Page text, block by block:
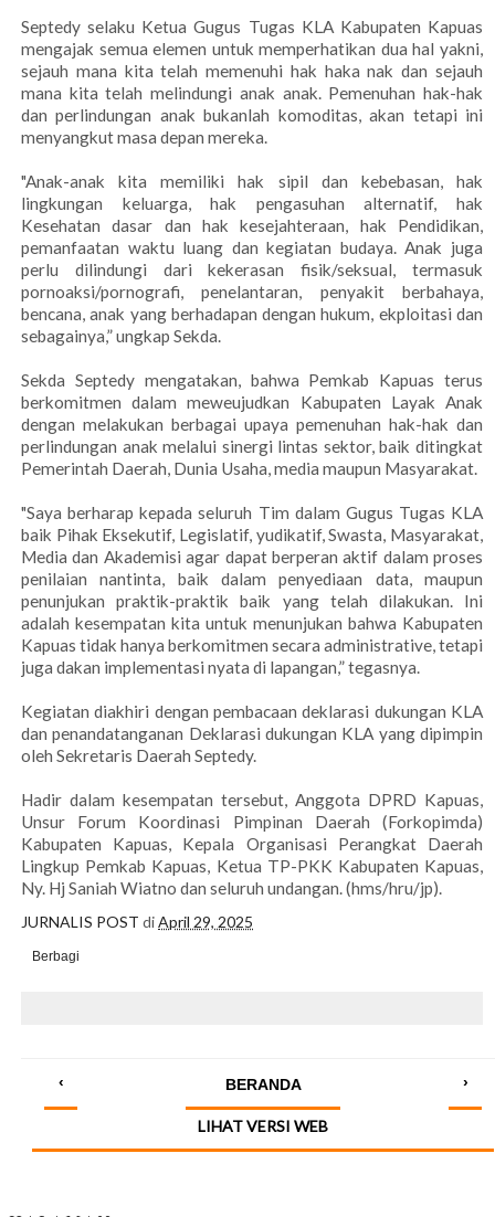
Septedy selaku Ketua Gugus Tugas KLA Kabupaten Kapuas
mengajak semua elemen untuk memperhatikan dua hal yakni,
sejauh mana kita telah memenuhi hak haka nak dan sejauh
mana kita telah melindungi anak anak. Pemenuhan hak-hak
dan perlindungan anak bukanlah komoditas, akan tetapi ini
menyangkut masa depan mereka.
"Anak-anak kita memiliki hak sipil dan kebebasan, hak
lingkungan keluarga, hak pengasuhan alternatif, hak
Kesehatan dasar dan hak kesejahteraan, hak Pendidikan,
pemanfaatan waktu luang dan kegiatan budaya. Anak juga
perlu dilindungi dari kekerasan fisik/seksual, termasuk
pornoaksi/pornografi, penelantaran, penyakit berbahaya,
bencana, anak yang berhadapan dengan hukum, ekploitasi dan
sebagainya,” ungkap Sekda.
Sekda Septedy mengatakan, bahwa Pemkab Kapuas terus
berkomitmen dalam meweujudkan Kabupaten Layak Anak
dengan melakukan berbagai upaya pemenuhan hak-hak dan
perlindungan anak melalui sinergi lintas sektor, baik ditingkat
Pemerintah Daerah, Dunia Usaha, media maupun Masyarakat.
"Saya berharap kepada seluruh Tim dalam Gugus Tugas KLA
baik Pihak Eksekutif, Legislatif, yudikatif, Swasta, Masyarakat,
Media dan Akademisi agar dapat berperan aktif dalam proses
penilaian nantinta, baik dalam penyediaan data, maupun
penunjukan praktik-praktik baik yang telah dilakukan. Ini
adalah kesempatan kita untuk menunjukan bahwa Kabupaten
Kapuas tidak hanya berkomitmen secara administrative, tetapi
juga dakan implementasi nyata di lapangan,” tegasnya.
Kegiatan diakhiri dengan pembacaan deklarasi dukungan KLA
dan penandatanganan Deklarasi dukungan KLA yang dipimpin
oleh Sekretaris Daerah Septedy.
Hadir dalam kesempatan tersebut, Anggota DPRD Kapuas,
Unsur Forum Koordinasi Pimpinan Daerah (Forkopimda)
Kabupaten Kapuas, Kepala Organisasi Perangkat Daerah
Lingkup Pemkab Kapuas, Ketua TP-PKK Kabupaten Kapuas,
Ny. Hj Saniah Wiatno dan seluruh undangan. (hms/hru/jp).
JURNALIS POST diApril 29, 2025
Berbagi
‹ ›
BERANDA
LIHAT VERSI WEB